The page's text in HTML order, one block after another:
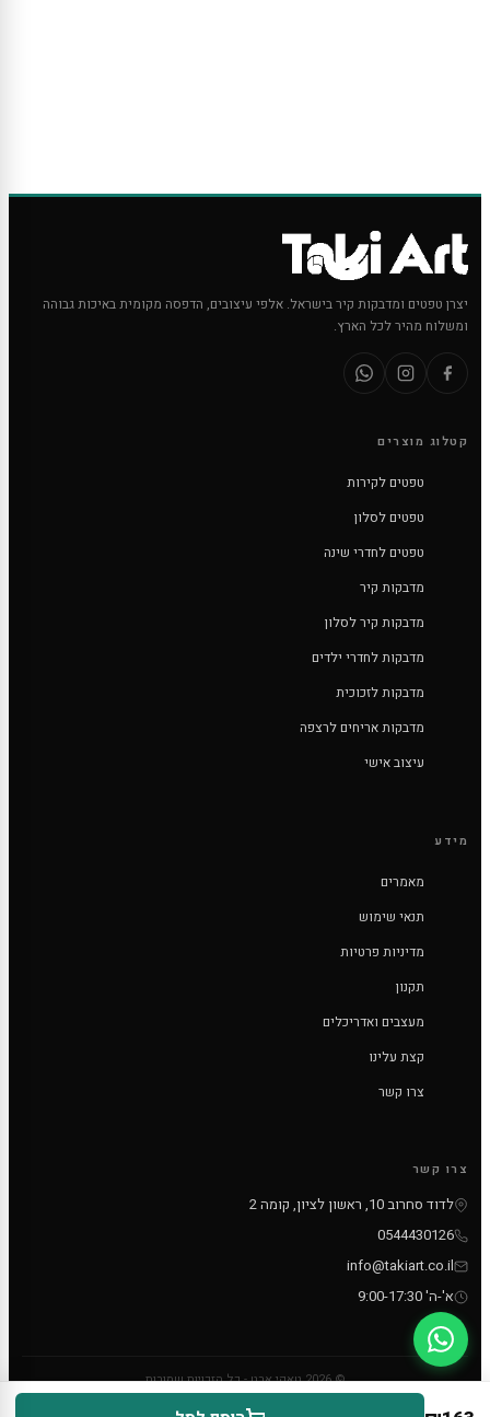
יצרן טפטים ומדבקות קיר בישראל. אלפי עיצובים, הדפסה מקומית באיכות גבוהה
ומשלוח מהיר לכל הארץ.
קטלוג מוצרים
טפטים לקירות
טפטים לסלון
טפטים לחדרי שינה
מדבקות קיר
מדבקות קיר לסלון
מדבקות לחדרי ילדים
מדבקות לזכוכית
מדבקות אריחים לרצפה
עיצוב אישי
מידע
מאמרים
תנאי שימוש
מדיניות פרטיות
תקנון
מעצבים ואדריכלים
קצת עלינו
צרו קשר
צרו קשר
לדוד סחרוב 10, ראשון לציון, קומה 2
0544430126
info@takiart.co.il
א'-ה' 9:00-17:30
© 2026 טאקי ארט - כל הזכויות שמורות